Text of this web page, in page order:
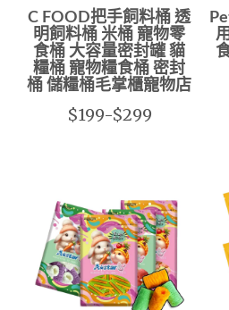
C FOOD把手飼料桶 透
明飼料桶 米桶 寵物零
食桶 大容量密封罐 貓
糧桶 寵物糧食桶 密封
桶 儲糧桶毛掌櫃寵物店
$199-$299